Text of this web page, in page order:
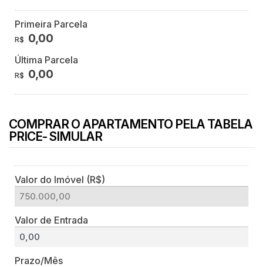
Primeira Parcela
R$ 0,00
Última Parcela
R$ 0,00
COMPRAR O APARTAMENTO PELA TABELA
PRICE- SIMULAR
Valor do Imóvel (R$)
Valor de Entrada
Prazo/Mês